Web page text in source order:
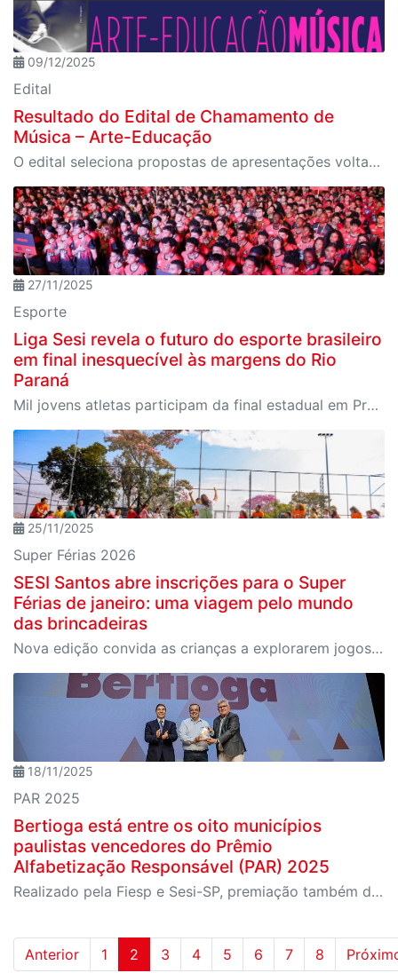
09/12/2025
Edital
Resultado do Edital de Chamamento de
Música – Arte-Educação
O edital seleciona propostas de apresentações voltadas para estudantes do Ensino Fundamental 2 e Ensino Médio da Rede Sesi de Ensino, no ano de 2026
27/11/2025
Esporte
Liga Sesi revela o futuro do esporte brasileiro
em final inesquecível às margens do Rio
Paraná
Mil jovens atletas participam da final estadual em Presidente Epitácio, reforçando a Liga Sesi como um dos principais ambientes de formação esportiva do país
25/11/2025
Super Férias 2026
SESI Santos abre inscrições para o Super
Férias de janeiro: uma viagem pelo mundo
das brincadeiras
Nova edição convida as crianças a explorarem jogos e tradições de diferentes países em uma jornada divertida e educativa
18/11/2025
PAR 2025
Bertioga está entre os oito municípios
paulistas vencedores do Prêmio
Alfabetização Responsável (PAR) 2025
Realizado pela Fiesp e Sesi-SP, premiação também destacou Miracatu e Ilha Comprida entre os municípios que mais avançaram nos índices de alfabetização do estado
Anterior 1 2 3 4 5 6 7 8